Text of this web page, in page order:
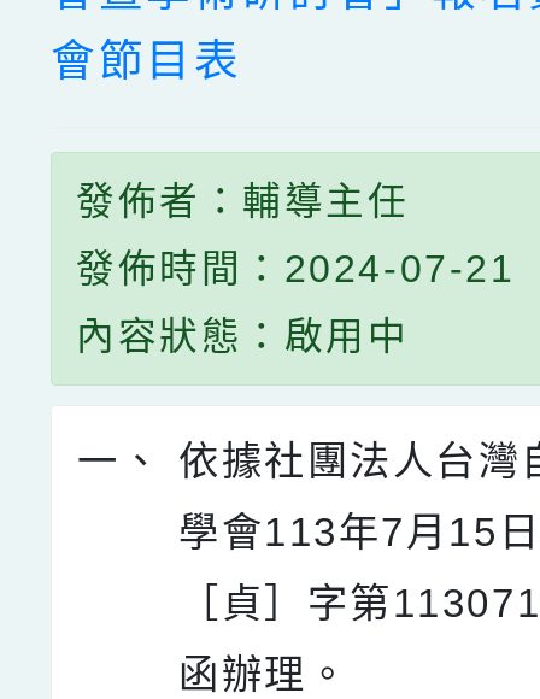
會節目表
發佈者：輔導主任
發佈時間：2024-07-21
內容狀態：啟用中
一、
依據社團法人台灣
學會113年7月15
［貞］字第
函辦理。